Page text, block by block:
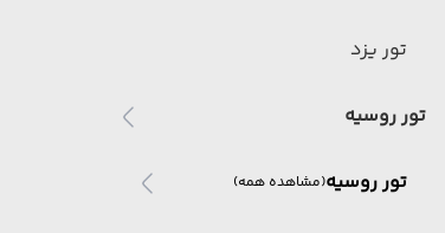
تور یزد
تور روسیه
تور روسیه(مشاهده همه)